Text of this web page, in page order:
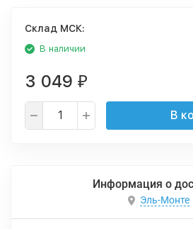
Cклад МСК:
В наличии
3 049 ₽
В
Информация о
Эль-Монте